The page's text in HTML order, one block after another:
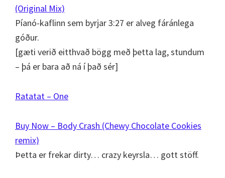
(Original Mix)
Píanó-kaflinn sem byrjar 3:27 er alveg fáránlega
góður.
[gæti verið eitthvað bögg með þetta lag, stundum
– þá er bara að ná í það sér]
Ratatat – One
Buy Now – Body Crash (Chewy Chocolate Cookies
remix)
Þetta er frekar dirty… crazy keyrsla… gott stöff.